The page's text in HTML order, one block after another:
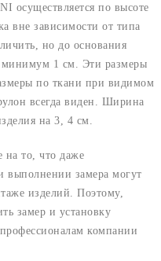
осуществляется по высоте
вне зависимости от типа
но до основания
минимум 1 см. Эти размеры
по ткани при видимом
всегда виден. Ширина
на 3, 4 см.
на то, что даже
выполнении замера могут
изделий. Поэтому,
замер и установку
компании